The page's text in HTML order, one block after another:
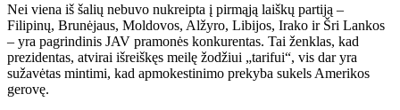
Nei viena iš šalių nebuvo nukreipta į pirmąją laiškų partiją –
Filipinų, Brunėjaus, Moldovos, Alžyro, Libijos, Irako ir Šri Lankos
– yra pagrindinis JAV pramonės konkurentas. Tai ženklas, kad
prezidentas, atvirai išreiškęs meilę žodžiui „tarifui“, vis dar yra
sužavėtas mintimi, kad apmokestinimo prekyba sukels Amerikos
gerovę.